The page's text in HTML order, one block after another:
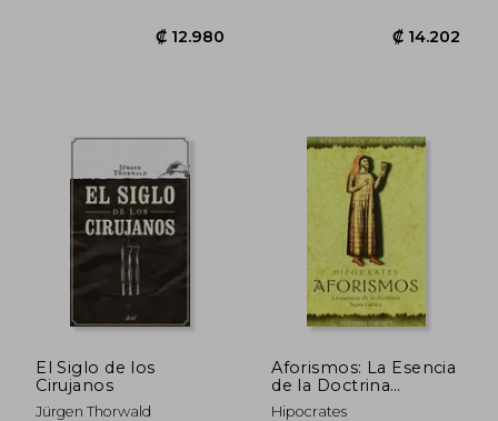
El Siglo de los
Cirujanos
Jürgen Thorwald
Aforismos: La Esencia
de la Doctrina
Hipocratica
Hipocrates